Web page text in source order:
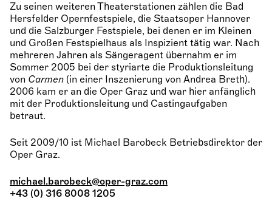
Zu seinen weiteren Theaterstationen zählen die Bad
Hersfelder Opernfestspiele, die Staatsoper Hannover
und die Salzburger Festspiele, bei denen er im Kleinen
und Großen Festspielhaus als Inspizient tätig war. Nach
mehreren Jahren als Sängeragent übernahm er im
Sommer 2005 bei der styriarte die Produktionsleitung
von Carmen (in einer Inszenierung von Andrea Breth).
2006 kam er an die Oper Graz und war hier anfänglich
mit der Produktionsleitung und Castingaufgaben
betraut.
Seit 2009/10 ist Michael Barobeck Betriebsdirektor der
Oper Graz.
michael.barobeck@oper-graz.com
+43 (0) 316 8008 1205